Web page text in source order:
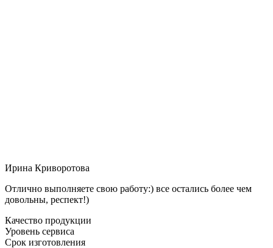
Ирина Криворотова
Отлично выполняете свою работу:) все остались более чем
довольны, респект!)
Качество продукции
Уровень сервиса
Срок изготовления